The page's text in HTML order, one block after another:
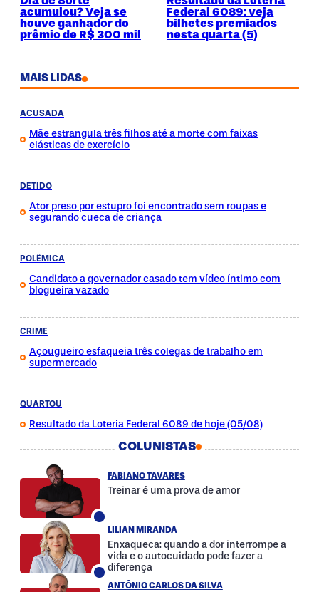
acumulou? Veja se
houve ganhador do
prêmio de R$ 300 mil
Federal 6089: veja
bilhetes premiados
nesta quarta (5)
MAIS LIDAS
ACUSADA
Mãe estrangula três filhos até a morte com faixas
elásticas de exercício
DETIDO
Ator preso por estupro foi encontrado sem roupas e
segurando cueca de criança
POLÊMICA
Candidato a governador casado tem vídeo íntimo com
blogueira vazado
CRIME
Açougueiro esfaqueia três colegas de trabalho em
supermercado
QUARTOU
Resultado da Loteria Federal 6089 de hoje (05/08)
COLUNISTAS
FABIANO TAVARES
Treinar é uma prova de amor
LILIAN MIRANDA
Enxaqueca: quando a dor interrompe a
vida e o autocuidado pode fazer a
diferença
ANTÔNIO CARLOS DA SILVA